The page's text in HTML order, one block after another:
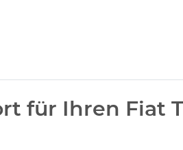
für Ihren Fiat